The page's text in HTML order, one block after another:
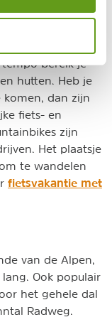
bereik je
hutten. Heb je
dan zijn
fiets- en
zijn
Het plaatsje
te wandelen
fietsvakantie met
van de Alpen,
Ook populair
het gehele dal
Radweg.